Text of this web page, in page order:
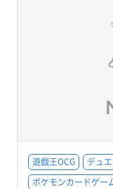
遊戯王OCG デュ
ポケモンカードゲー